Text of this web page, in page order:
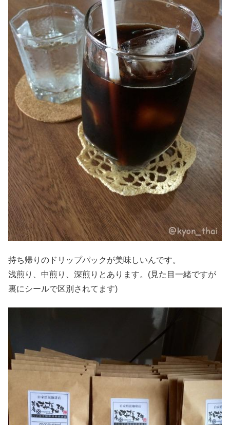
持ち帰りのドリップパックが美味しいんです。
浅煎り、中煎り、深煎りとあります。(見た目一緒ですが
裏にシールで区別されてます)